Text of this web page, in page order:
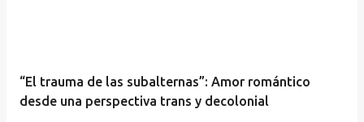
“El trauma de las subalternas”: Amor romántico
desde una perspectiva trans y decolonial